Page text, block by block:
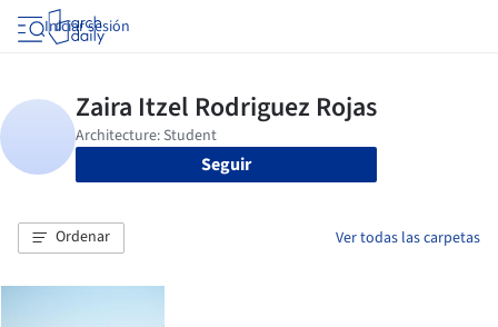
Iniciar sesión
Seguir
Ordenar Ver todas las carpetas